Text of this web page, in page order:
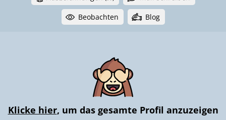
Beobachten Blog
Klicke hier, um das gesamte Profil anzuzeigen